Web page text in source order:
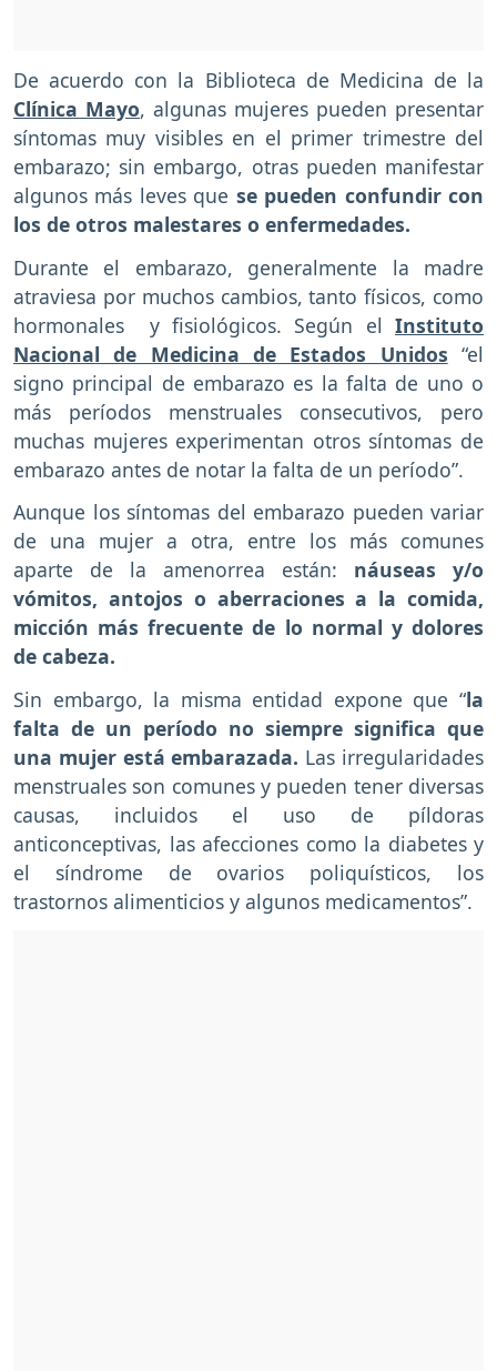
De acuerdo con la Biblioteca de Medicina de la
Clínica Mayo, algunas mujeres pueden presentar
síntomas muy visibles en el primer trimestre del
embarazo; sin embargo, otras pueden manifestar
algunos más leves que se pueden confundir con
los de otros malestares o enfermedades.
Durante el embarazo, generalmente la madre
atraviesa por muchos cambios, tanto físicos, como
hormonales y fisiológicos. Según el Instituto
Nacional de Medicina de Estados Unidos “el
signo principal de embarazo es la falta de uno o
más períodos menstruales consecutivos, pero
muchas mujeres experimentan otros síntomas de
embarazo antes de notar la falta de un período”.
Aunque los síntomas del embarazo pueden variar
de una mujer a otra, entre los más comunes
aparte de la amenorrea están: náuseas y/o
vómitos, antojos o aberraciones a la comida,
micción más frecuente de lo normal y dolores
de cabeza.
Sin embargo, la misma entidad expone que “la
falta de un período no siempre significa que
una mujer está embarazada. Las irregularidades
menstruales son comunes y pueden tener diversas
causas, incluidos el uso de píldoras
anticonceptivas, las afecciones como la diabetes y
el síndrome de ovarios poliquísticos, los
trastornos alimenticios y algunos medicamentos”.